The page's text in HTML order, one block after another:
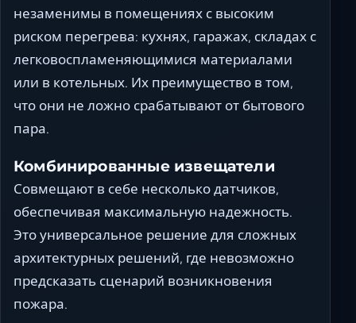
незаменимы в помещениях с высоким
риском перегрева: кухнях, гаражах, складах с
легковоспламеняющимися материалами
или в котельных. Их преимущество в том,
что они не ложно срабатывают от бытового
пара.
Комбинированные извещатели
Совмещают в себе несколько датчиков,
обеспечивая максимальную надежность.
Это универсальное решение для сложных
архитектурных решений, где невозможно
предсказать сценарий возникновения
пожара.